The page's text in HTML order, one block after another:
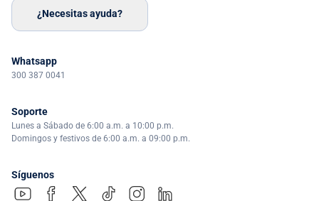
¿Necesitas ayuda?
Whatsapp
300 387 0041
Soporte
Lunes a Sábado de 6:00 a.m. a 10:00 p.m.
Domingos y festivos de 6:00 a.m. a 09:00 p.m.
Síguenos